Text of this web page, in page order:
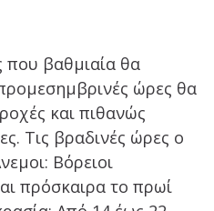
που βαθμιαία θα
ώρες θα
και πιθανώς
Τις βραδινές ώρες ο
Βόρειοι
πρόσκαιρα το πρωί